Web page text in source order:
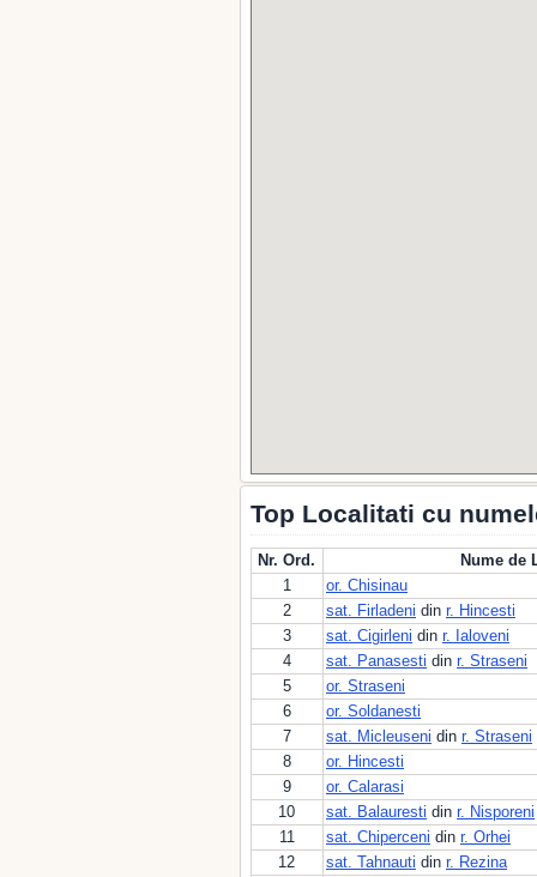
Top Localitati cu
Nr. Ord.
Nume de
1
or. Chisinau
2
sat. Firladeni din r. Hincesti
3
sat. Cigirleni din r. Ialoveni
4
sat. Panasesti din r. Straseni
5
or. Straseni
6
or. Soldanesti
7
sat. Micleuseni din r. Straseni
8
or. Hincesti
9
or. Calarasi
10
sat. Balauresti din r. Nisporeni
11
sat. Chiperceni din r. Orhei
12
sat. Tahnauti din r. Rezina